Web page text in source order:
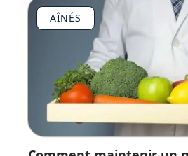
AÎNÉS